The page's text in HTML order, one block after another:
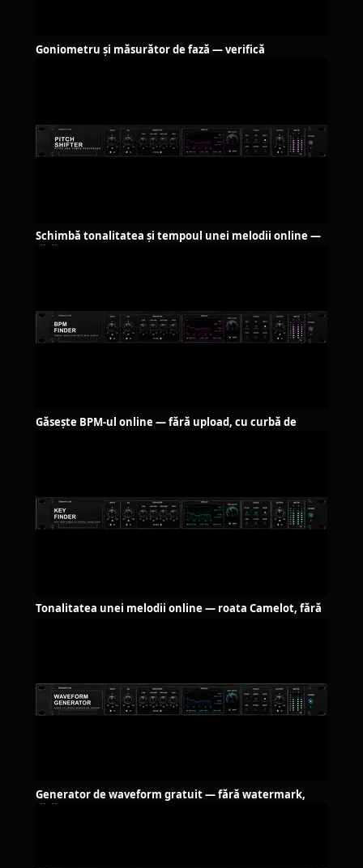
Goniometru și măsurător de fază — verifică
Schimbă tonalitatea și tempoul unei melodii online —
Găsește BPM-ul online — fără upload, cu curbă de
Tonalitatea unei melodii online — roata Camelot, fără
Generator de waveform gratuit — fără watermark,